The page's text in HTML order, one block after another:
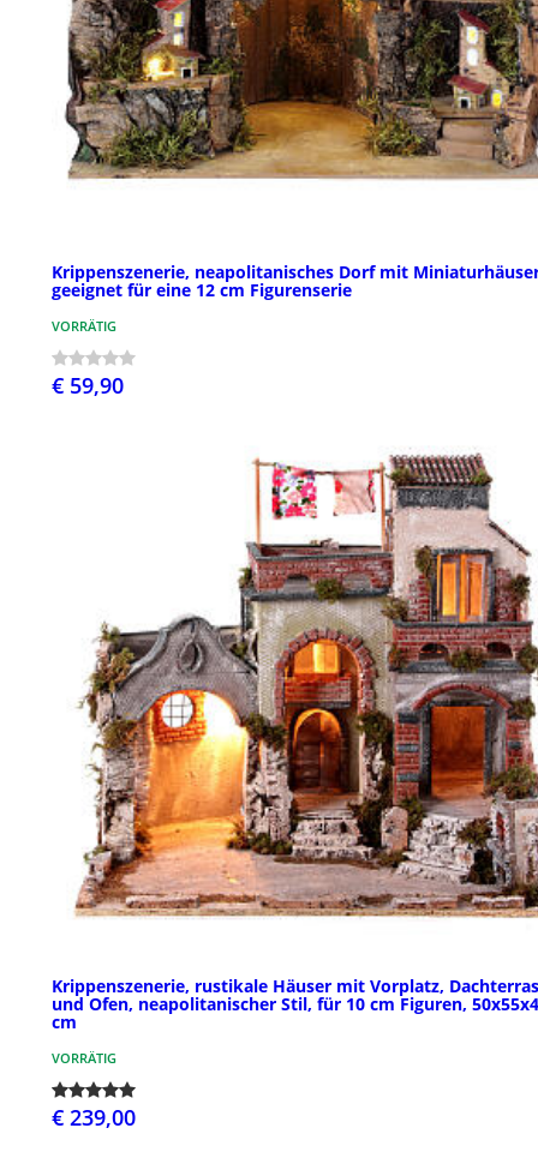
Krippenszenerie, neapolitanisches Dorf mit
geeignet für eine 12 cm Figurenserie
VORRÄTIG
€ 59,90
Krippenszenerie, rustikale Häuser mit Vorplatz,
und Ofen, neapolitanischer Stil, für 10 cm Figuren,
cm
VORRÄTIG
€ 239,00